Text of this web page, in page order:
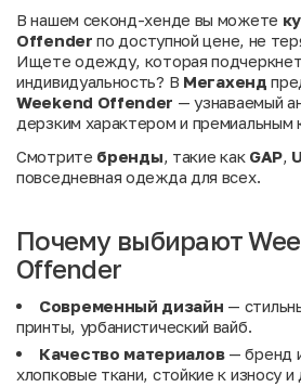
В нашем секонд-хенде вы можете
Offender по доступной цене, не
Ищете одежду, которая подчеркнет
индивидуальность? В Мегахенд
Weekend Offender — узнаваемый
дерзким характером и премиальным
Смотрите бренды, такие как GAP,
повседневная одежда для всех.
Почему выбирают
Offender
Современный дизайн —
принты, урбанистический вайб.
Качество материалов— бренд
хлопковые ткани, стойкие к износу